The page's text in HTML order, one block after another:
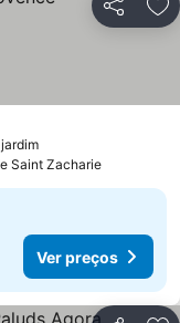
Partilhar
Ver preços
Saint Zacharie
Ver preços